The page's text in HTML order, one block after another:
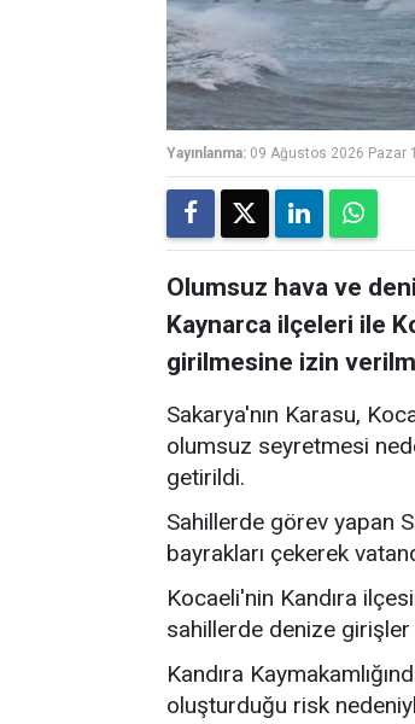
Yayınlanma: 09 Ağustos 2026 Pazar
Olumsuz hava ve
Kaynarca ilçeleri ile
girilmesine izin
Sakarya'nın Karasu,
olumsuz seyretmesi
getirildi.
Sahillerde görev yapan
bayrakları çekerek
Kocaeli'nin Kandıra
sahillerde denize girişler
Kandıra
oluşturduğu risk